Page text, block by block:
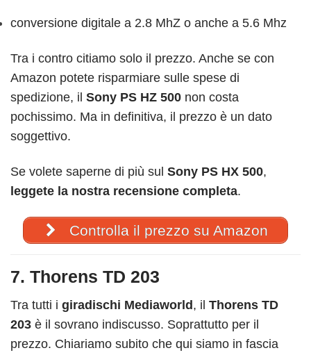
conversione digitale a 2.8 MhZ o anche a 5.6 Mhz
Tra i contro citiamo solo il prezzo. Anche se con
Amazon potete risparmiare sulle spese di
spedizione, il Sony PS HZ 500 non costa
pochissimo. Ma in definitiva, il prezzo è un dato
soggettivo.
Se volete saperne di più sul Sony PS HX 500,
leggete la nostra recensione completa.
Controlla il prezzo su Amazon
7. Thorens TD 203
Tra tutti i giradischi Mediaworld, il Thorens TD
203 è il sovrano indiscusso. Soprattutto per il
prezzo. Chiariamo subito che qui siamo in fascia